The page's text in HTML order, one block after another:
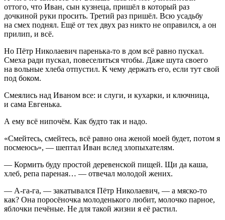
оттого, что Иван, сын кузнеца, пришёл в который раз
дочкиной руки просить. Третий раз пришёл. Всю усадьбу
на смех поднял. Ещё от тех двух раз никто не оправился, а он
прилип, и всё.
Но Пётр Николаевич паренька-то в дом всё равно пускал.
Смеха ради пускал, повеселиться чтобы. Даже шута своего
на вольные хлеба отпустил. К чему держать его, если тут свой
под боком.
Смеялись над Иваном все: и слуги, и кухарки, и ключница,
и сама Евгенька.
А ему всё нипочём. Как будто так и надо.
«Смейтесь, смейтесь, всё равно она женой моей будет, потом я
посмеюсь», — шептал Иван вслед злопыхателям.
— Кормить буду простой деревенской пищей. Щи да каша,
хлеб, репа пареная… — отвечал молодой жених.
— А-га-га, — закатывался Пётр Николаевич, — а мяско-то
как? Она поросёночка молоденького любит, молочко парное,
яблочки печёные. Не для такой жизни я её растил.